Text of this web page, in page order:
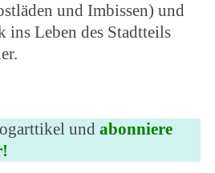
und Imbissen) und
ins Leben des Stadtteils
und abonniere